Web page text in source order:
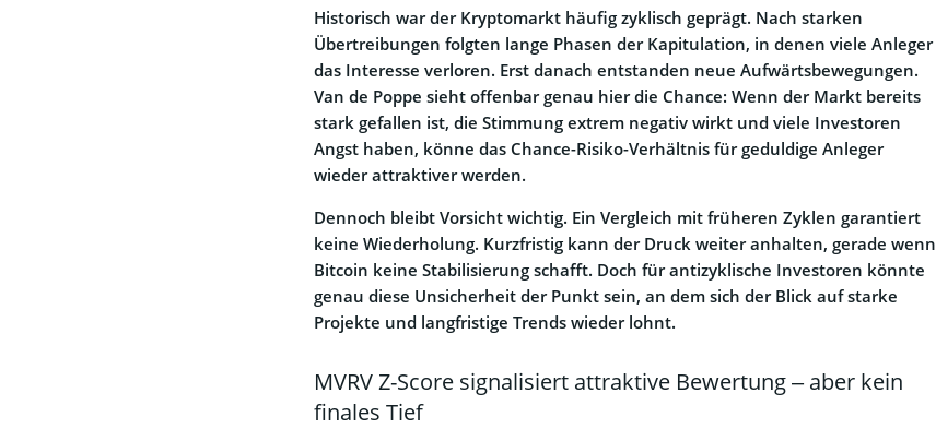
Historisch war der Kryptomarkt häufig zyklisch geprägt. Nach starken
Übertreibungen folgten lange Phasen der Kapitulation, in denen viele Anleger
das Interesse verloren. Erst danach entstanden neue Aufwärtsbewegungen.
Van de Poppe sieht offenbar genau hier die Chance: Wenn der Markt bereits
stark gefallen ist, die Stimmung extrem negativ wirkt und viele Investoren
Angst haben, könne das Chance-Risiko-Verhältnis für geduldige Anleger
wieder attraktiver werden.
Dennoch bleibt Vorsicht wichtig. Ein Vergleich mit früheren Zyklen garantiert
keine Wiederholung. Kurzfristig kann der Druck weiter anhalten, gerade wenn
Bitcoin keine Stabilisierung schafft. Doch für antizyklische Investoren könnte
genau diese Unsicherheit der Punkt sein, an dem sich der Blick auf starke
Projekte und langfristige Trends wieder lohnt.
MVRV Z-Score signalisiert attraktive Bewertung – aber kein
finales Tief